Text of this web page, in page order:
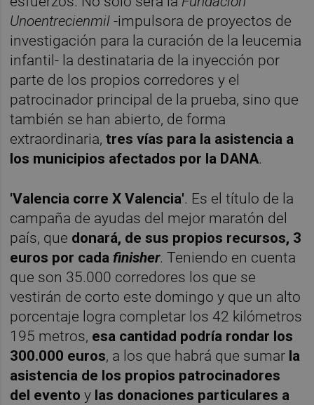
Unoentrecienmil-impulsora de proyectos de
investigación para la curación de la leucemia
infantil- la destinataria de la inyección por
parte de los propios corredores y el
patrocinador principal de la prueba, sino que
también se han abierto, de forma
extraordinaria,tres vías para la asistencia a
los municipios afectados por la DANA.
'Valencia corre X Valencia'. Es el título de la
campaña de ayudas del mejor maratón del
país, que donará, de sus propios recursos, 3
euros por cadafinisher. Teniendo en cuenta
que son 35.000 corredores los que se
vestirán de corto este domingo y que un alto
porcentaje logra completar los 42 kilómetros
195 metros, esa cantidad podría rondar los
300.000 euros, a los que habrá que sumar la
asistencia de los propios patrocinadores
del evento y las donaciones particulares a